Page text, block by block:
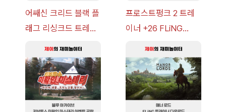
어쌔신 크리드 블랙 플
래그 리싱크드 트레이
v1.0+] 다운로드
프로스트펑크 2 트레
이너 +26 FLiNG
드